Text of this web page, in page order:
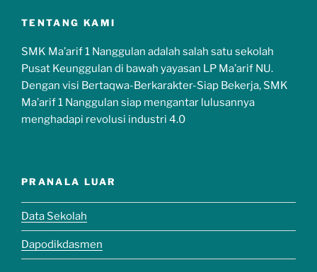
TENTANG KAMI
SMK Ma’arif 1 Nanggulan adalah salah satu sekolah
Pusat Keunggulan di bawah yayasan LP Ma’arif NU.
Dengan visi Bertaqwa-Berkarakter-Siap Bekerja, SMK
Ma’arif 1 Nanggulan siap mengantar lulusannya
menghadapi revolusi industri 4.0
PRANALA LUAR
Data Sekolah
Dapodikdasmen